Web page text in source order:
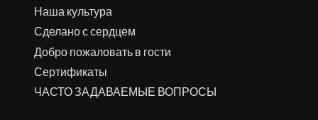
Наша культура
Сделано с сердцем
Добро пожаловать в гости
Сертификаты
ЧАСТО ЗАДАВАЕМЫЕ ВОПРОСЫ